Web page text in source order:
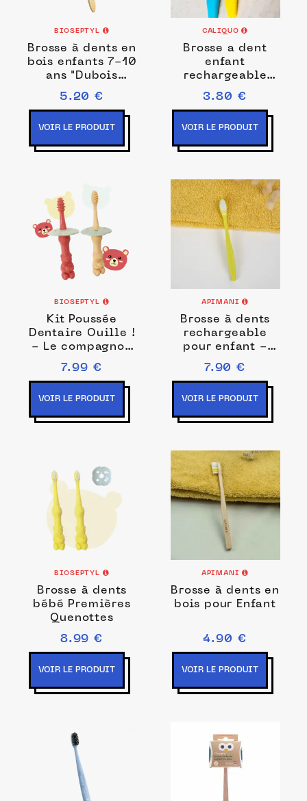
BIOSEPTYL
Brosse à dents en
bois enfants 7-10
ans "Dubois
Junior"
5.20 €
VOIR LE PRODUIT
CALIQUO
Brosse a dent
enfant
rechargeable
Caliquo
3.80 €
VOIR LE PRODUIT
BIOSEPTYL
Kit Poussée
Dentaire Ouille !
- Le compagnon
idéal pour
soulager les
7.99 €
VOIR LE PRODUIT
APIMANI
Brosse à dents
rechargeable
pour enfant -
100%
bioplastique
7.90 €
VOIR LE PRODUIT
BIOSEPTYL
Brosse à dents
bébé Premières
Quenottes
8.99 €
VOIR LE PRODUIT
APIMANI
Brosse à dents en
bois pour Enfant
4.90 €
VOIR LE PRODUIT